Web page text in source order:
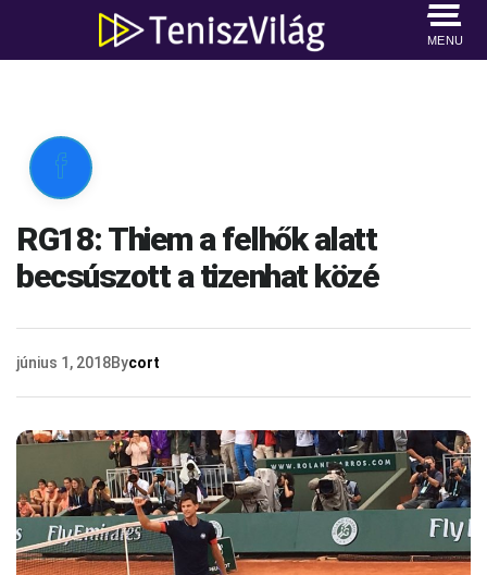
MENU

RG18: Thiem a felhők alatt
becsúszott a tizenhat közé
június 1, 2018Bycort